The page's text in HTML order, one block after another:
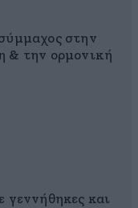
στην
& την ορμονική
γεννήθηκες και